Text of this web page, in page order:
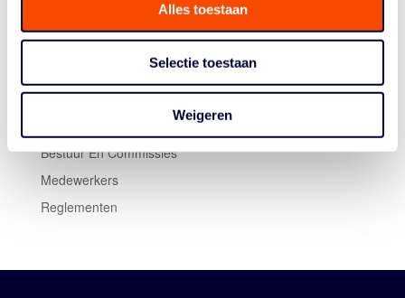
Alles toestaan
Selectie toestaan
Weigeren
Historie
Bestuur En Commissies
Medewerkers
Reglementen